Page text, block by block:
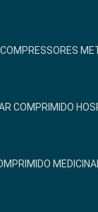
COMPRIMIDO